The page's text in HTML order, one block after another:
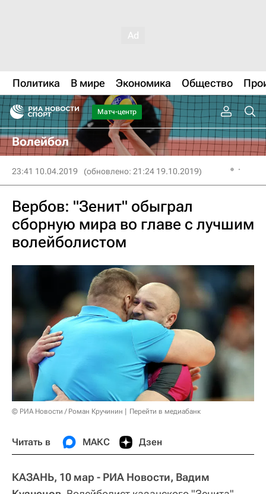
Политика В мире Экономика Общество
Матч-центр
Волейбол
23:41 10.04.2019 (обновлено: 21:24 19.10.2019)
Вербов: "Зенит" обыграл
сборную мира во главе с лучшим
волейболистом
© РИА Новости / Роман Кручинин Перейти в медиабанк
Читать в МАКС Дзен
КАЗАНЬ, 10 мар - РИА Новости, Вадим